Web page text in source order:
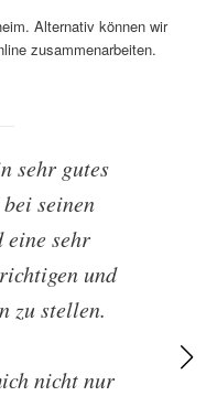
Alternativ können wir
zusammenarbeiten.
sehr gutes
seinen
eine sehr
und
zu stellen.
nicht nur